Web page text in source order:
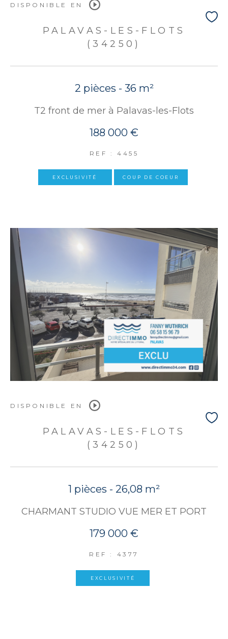
DISPONIBLE EN
PALAVAS-LES-FLOTS
(34250)
2 pièces - 36 m²
T2 front de mer à Palavas-les-Flots
188 000 €
REF : 4455
EXCLUSIVITÉ COUP DE COEUR
DISPONIBLE EN
PALAVAS-LES-FLOTS
(34250)
1 pièces - 26,08 m²
CHARMANT STUDIO VUE MER ET PORT
179 000 €
REF : 4377
EXCLUSIVITÉ